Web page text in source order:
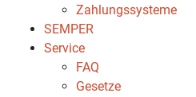
Zahlungssysteme
SEMPER
Service
FAQ
Gesetze